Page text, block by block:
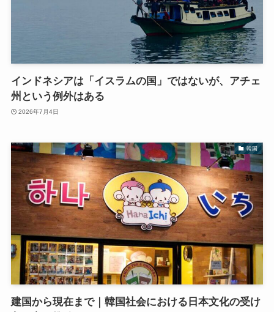
インドネシアは「イスラムの国」ではないが、アチェ
州という例外はある
2026年7月4日
韓国
建国から現在まで｜韓国社会における日本文化の受け